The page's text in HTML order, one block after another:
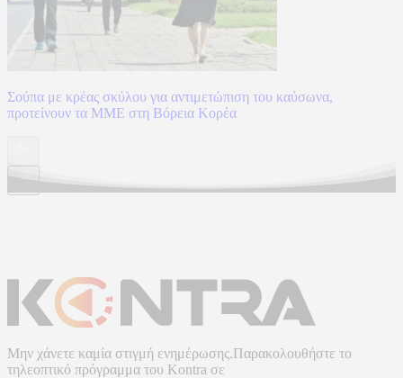
Σούπα με κρέας σκύλου για αντιμετώπιση του καύσωνα,
προτείνουν τα ΜΜΕ στη Βόρεια Κορέα
Μην χάνετε καμία στιγμή ενημέρωσης.Παρακολουθήστε το
τηλεοπτικό πρόγραμμα του Kontra σε